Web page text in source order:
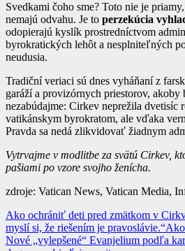
Svedkami čoho sme? Toto nie je
nemajú odvahu. Je to perzekúcia
odopierajú kyslík prostredníctvom
byrokratických lehôt a nesplniteľných
neudusia.
Tradiční veriaci sú dnes vyháňaní z
garáží a provizórnych priestorov,
nezabúdajme: Cirkev neprežila
vatikánskym byrokratom, ale vďaka
Pravda sa nedá zlikvidovať žiadnym
Vytrvajme v modlitbe za svätú Cirkev,
pašiami po vzore svojho ženícha.
zdroje: Vatican News, Vatican Media,
Navigácia
v
Ako ochrániť deti pred zmätkom v
myslí si, že riešením je
Nové „vylepšené“ Evanjelium podľa